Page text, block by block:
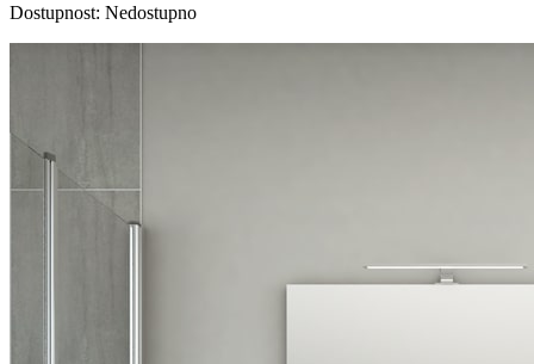
Dostupnost: Nedostupno